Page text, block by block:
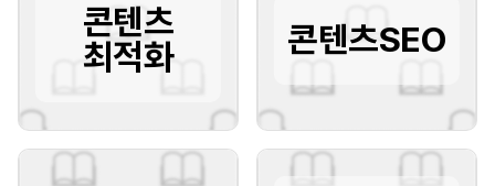
콘텐츠
최적화
콘텐츠SEO